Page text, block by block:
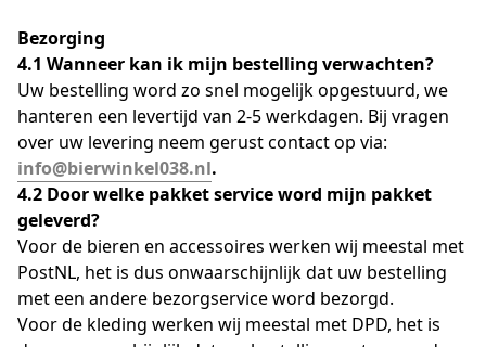
Bezorging
4.1 Wanneer kan ik mijn bestelling verwachten?
Uw bestelling word zo snel mogelijk opgestuurd, we
hanteren een levertijd van 2-5 werkdagen. Bij vragen
info@bierwinkel038.nl.
4.2 Door welke pakket service word mijn pakket
geleverd?
Voor de bieren en accessoires werken wij meestal met
PostNL, het is dus onwaarschijnlijk dat uw bestelling
met een andere bezorgservice word bezorgd.
Voor de kleding werken wij meestal met DPD, het is